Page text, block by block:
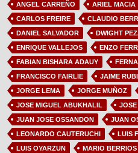
ANGEL CARREÑO
ARIEL MACIA
CARLOS FREIRE
CLAUDIO
DANIEL SALVADOR
DWIGHT
ENRIQUE VALLEJOS
ENZO
FABIAN BISHARA ADAUY
FRANCISCO FAIRLIE
JAIME
JORGE LEMA
JORGE MUÑOZ
JOSE MIGUEL ABUKHALIL
JUAN JOSE OSSANDON
JUAN
LEONARDO CAUTERUCHI
LUIS
LUIS OYARZUN
MARIO BERRIOS